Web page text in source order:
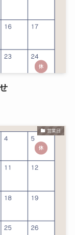
営業日